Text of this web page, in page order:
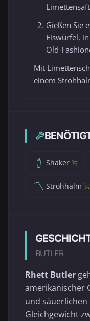
Gießen Sie
Eiswürfel,
Old-
Mit
einem
Shaker
Strohhalm
BUTLER
Rhett Butler
amerikanischer
und säuerlichen
Gleichgewicht